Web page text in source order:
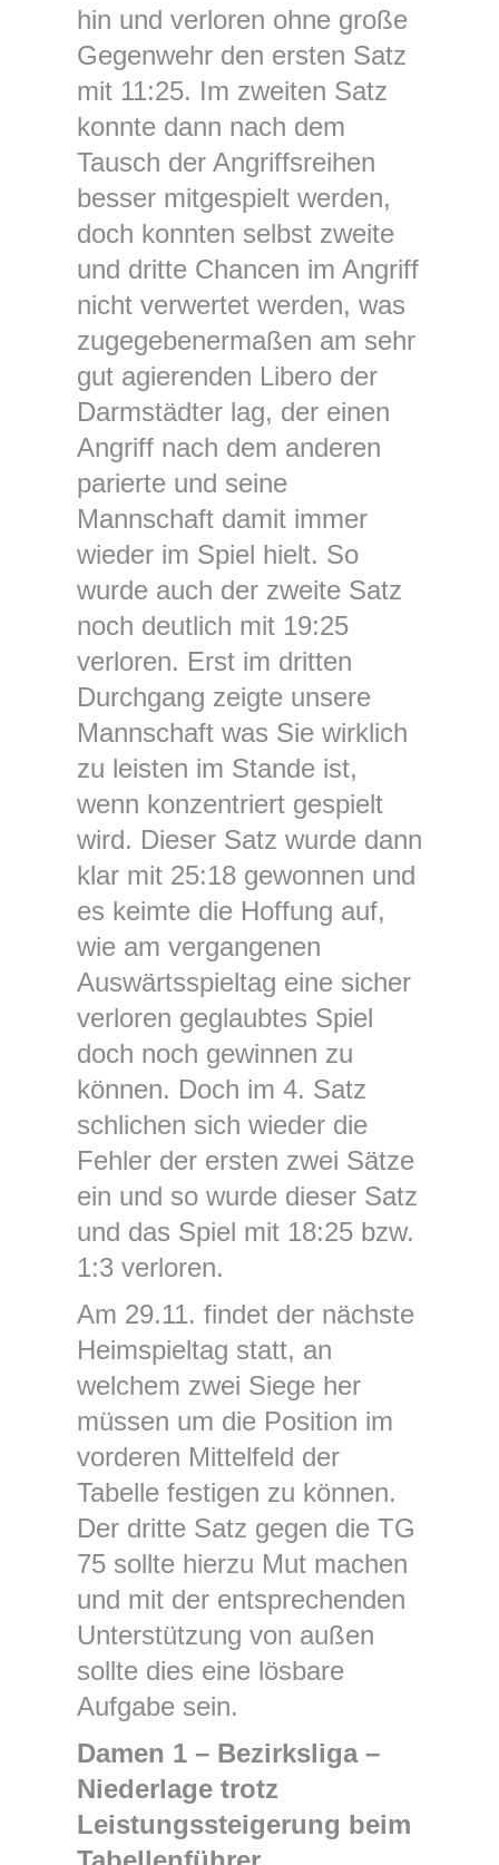
hin und verloren ohne große
Gegenwehr den ersten Satz
mit 11:25. Im zweiten Satz
konnte dann nach dem
Tausch der Angriffsreihen
besser mitgespielt werden,
doch konnten selbst zweite
und dritte Chancen im Angriff
nicht verwertet werden, was
zugegebenermaßen am sehr
gut agierenden Libero der
Darmstädter lag, der einen
Angriff nach dem anderen
parierte und seine
Mannschaft damit immer
wieder im Spiel hielt. So
wurde auch der zweite Satz
noch deutlich mit 19:25
verloren. Erst im dritten
Durchgang zeigte unsere
Mannschaft was Sie wirklich
zu leisten im Stande ist,
wenn konzentriert gespielt
wird. Dieser Satz wurde dann
klar mit 25:18 gewonnen und
es keimte die Hoffung auf,
wie am vergangenen
Auswärtsspieltag eine sicher
verloren geglaubtes Spiel
doch noch gewinnen zu
können. Doch im 4. Satz
schlichen sich wieder die
Fehler der ersten zwei Sätze
ein und so wurde dieser Satz
und das Spiel mit 18:25 bzw.
1:3 verloren.
Am 29.11. findet der nächste
Heimspieltag statt, an
welchem zwei Siege her
müssen um die Position im
vorderen Mittelfeld der
Tabelle festigen zu können.
Der dritte Satz gegen die TG
75 sollte hierzu Mut machen
und mit der entsprechenden
Unterstützung von außen
sollte dies eine lösbare
Aufgabe sein.
Damen 1 – Bezirksliga –
Niederlage trotz
Leistungssteigerung beim